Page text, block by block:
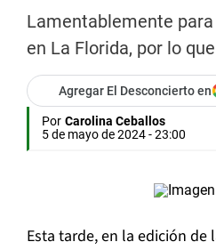
Lamentablemente
en La Florida, por lo
Agregar El Desconcierto en
Por Carolina Ceballos
5 de mayo de 2024 - 23:00
Esta tarde, en la edición